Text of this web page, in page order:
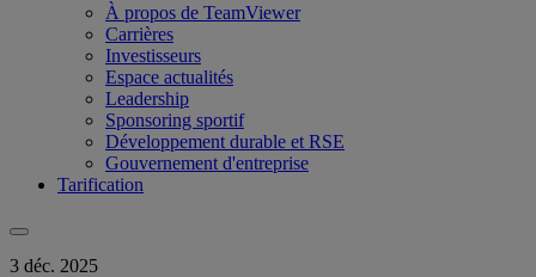
À propos de TeamViewer
Carrières
Investisseurs
Espace actualités
Leadership
Sponsoring sportif
Développement durable et RSE
Gouvernement d'entreprise
Tarification
3 déc. 2025